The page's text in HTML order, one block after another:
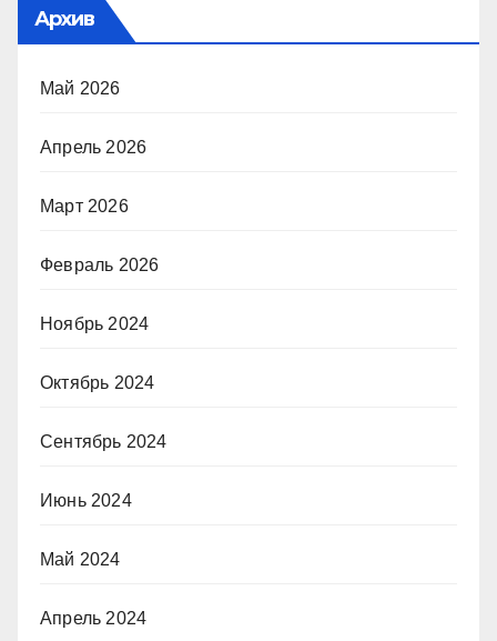
Архив
Май 2026
Апрель 2026
Март 2026
Февраль 2026
Ноябрь 2024
Октябрь 2024
Сентябрь 2024
Июнь 2024
Май 2024
Апрель 2024